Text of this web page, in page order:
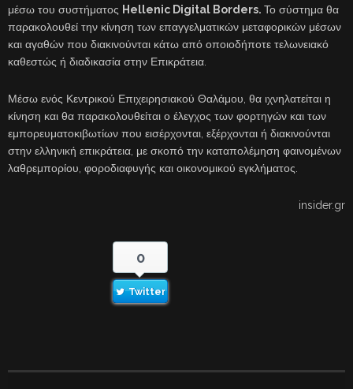
μέσω του συστήματος Hellenic Digital Borders. Το σύστημα θα
παρακολουθεί την κίνηση των επαγγελματικών μεταφορικών μέσων
και αγαθών που διακινούνται κάτω από οποιοδήποτε τελωνειακό
καθεστώς ή διαδικασία στην Επικράτεια.
Μέσω ενός Κεντρικού Επιχειρησιακού Θαλάμου, θα ιχνηλατείται η
κίνηση και θα παρακολουθείται ο έλεγχος των φορτηγών και των
εμπορευματοκιβωτίων που εισέρχονται, εξέρχονται ή διακινούνται
στην ελληνική επικράτεια, με σκοπό την καταπολέμηση φαινομένων
λαθρεμπορίου, φοροδιαφυγής και οικονομικού εγκλήματος.
insider.gr
0
Twitter